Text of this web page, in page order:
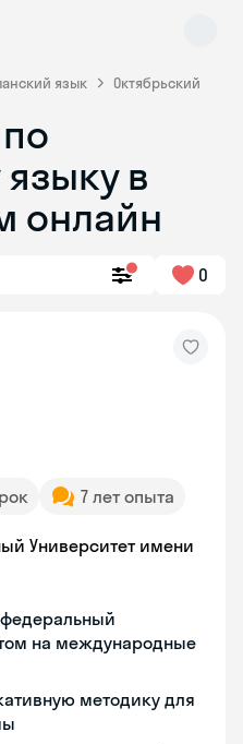
язык Октябрьский
в
онлайн
0
7 лет опыта
Университет имени
на международные
методику для